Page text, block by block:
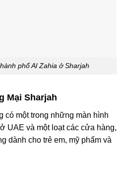
phố Al Zahia ở Sharjah
Mại Sharjah
có một trong những màn hình
UAE và một loạt các cửa hàng,
dành cho trẻ em, mỹ phẩm và